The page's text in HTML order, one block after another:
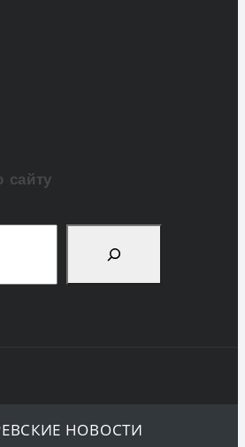
сайту
НОВОСТИ